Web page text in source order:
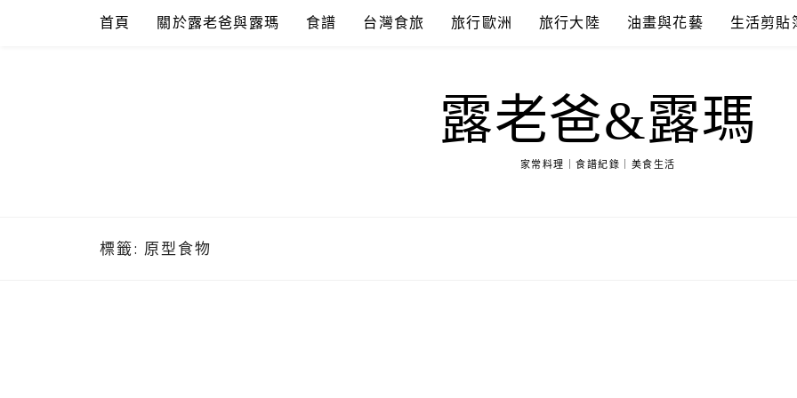
首頁 關於露老爸與露瑪 食譜 台灣食旅 旅行歐洲 旅行大陸 油畫與花藝 生活剪貼
露老爸&露瑪
家常料理｜食譜紀錄｜美食生活
標籤: 原型食物